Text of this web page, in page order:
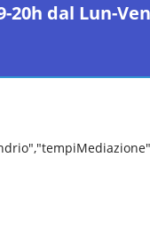
20h dal Lun-Ven